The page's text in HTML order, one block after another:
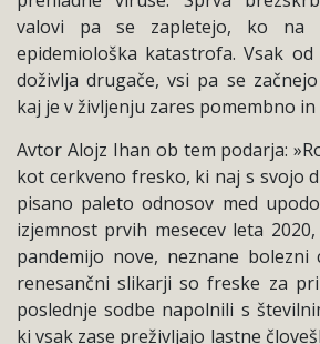
valovi pa se zapletejo, ko na
epidemiološka katastrofa. Vsak
doživlja drugače, vsi pa se
kaj je v življenju zares pomembno in
Avtor Alojz Ihan ob tem podarja:
kot cerkveno fresko, ki naj s svojo
pisano paleto odnosov med
izjemnost prvih mesecev leta
pandemijo nove, neznane bolezni
renesančni slikarji so freske za
poslednje sodbe napolnili s
ki vsak zase preživljajo lastne